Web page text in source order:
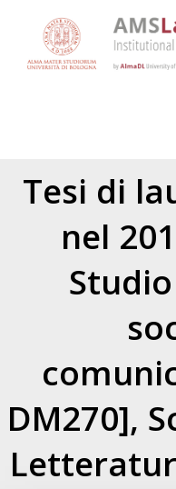
Tesi di
nel
DM270],